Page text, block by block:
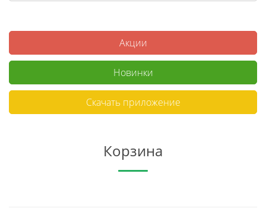
Акции
Новинки
Скачать приложение
Корзина